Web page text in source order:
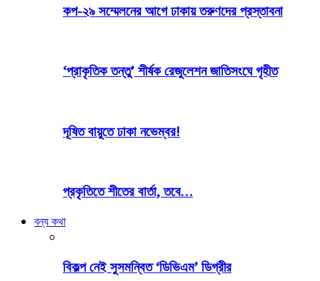
কপ-২৯ সম্মেলনের আগে ঢাকায় তরুণদের প্রস্তাবনা
‘প্রাকৃতিক তন্তু’ শীর্ষক রেজুলেশন জাতিসংঘে গৃহীত
দূষিত বায়ুতে ঢাকা নভেম্বর!
প্রকৃতিতে শীতের বার্তা, তবে…
বন্য কথা
বিকল্প নেই সুসমন্বিত ‘ডিভিএম’ ডিগ্রীর